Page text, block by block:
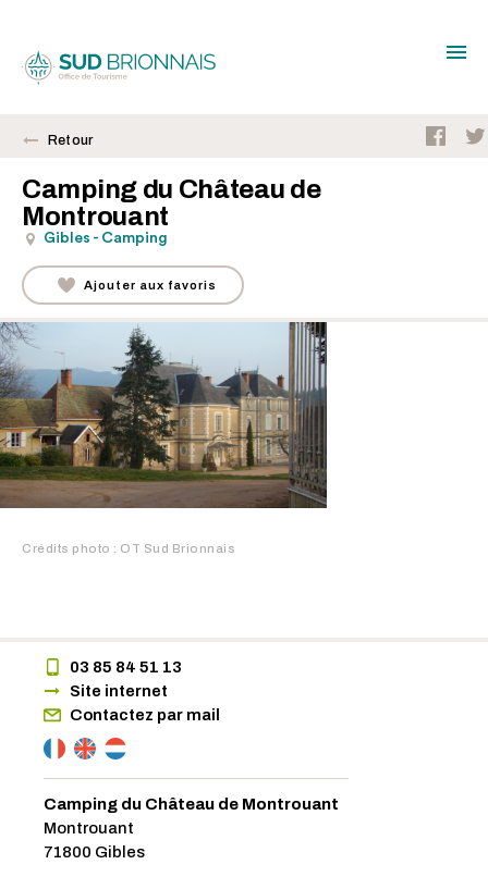
Retour
Camping du Château de
Montrouant
Gibles - Camping
Ajouter aux favoris
Crédits photo : OT Sud Brionnais
03 85 84 51 13
Site internet
Contactez par mail
Camping du Château de Montrouant
Montrouant
71800 Gibles